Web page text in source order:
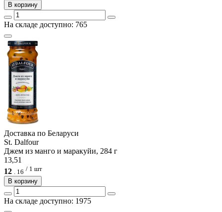
В корзину
На складе доступно: 765
Доcтавка по Беларуси
St. Dalfour
Джем из манго и маракуйи, 284 г
13,51
12
16 / 1 шт
В корзину
На складе доступно: 1975